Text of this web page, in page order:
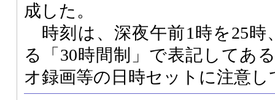
成した。
時刻は、深夜午前1時を25時
る「30時間制」で表記してあ
オ録画等の日時セットに注意